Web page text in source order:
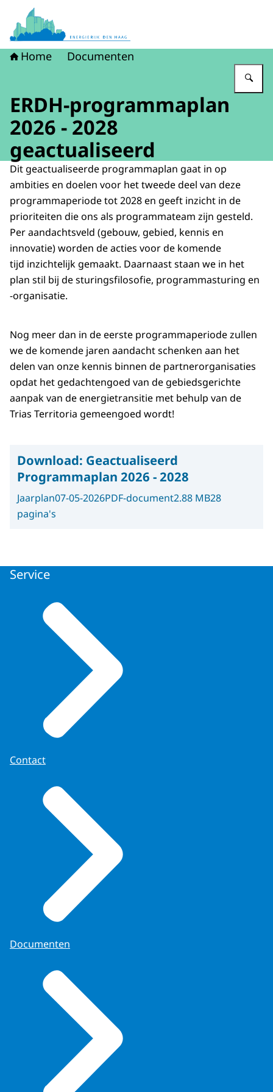
Naar de homepage van Energierijk Den Haag
Home Documenten
ERDH-programmaplan
2026 - 2028
geactualiseerd
Dit geactualiseerde programmaplan gaat in op
ambities en doelen voor het tweede deel van deze
programmaperiode tot 2028 en geeft inzicht in de
prioriteiten die ons als programmateam zijn gesteld.
Per aandachtsveld (gebouw, gebied, kennis en
innovatie) worden de acties voor de komende
tijd inzichtelijk gemaakt. Daarnaast staan we in het
plan stil bij de sturingsfilosofie, programmasturing en
-organisatie.
Nog meer dan in de eerste programmaperiode zullen
we de komende jaren aandacht schenken aan het
delen van onze kennis binnen de partnerorganisaties
opdat het gedachtengoed van de gebiedsgerichte
aanpak van de energietransitie met behulp van de
Trias Territoria gemeengoed wordt!
Download: Geactualiseerd
Programmaplan 2026 - 2028
Jaarplan07-05-2026PDF-document2.88 MB28
pagina's
Service
Contact
Documenten